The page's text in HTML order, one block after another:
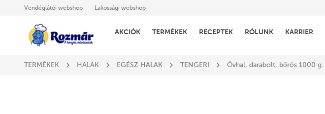
Vendéglátói webshop Lakossági webshop
AKCIÓK TERMÉKEK RECEPTEK RÓLUNK KARRIER
TERMÉKEK HALAK EGÉSZ HALAK TENGERI Övhal, darabolt, bőrös 1000 g.